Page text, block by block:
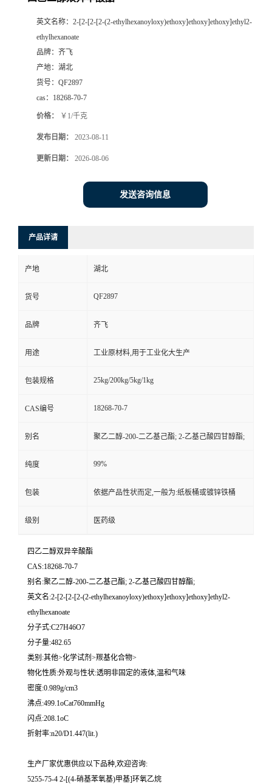
联
线
留
言
英文名称： 2-[2-[2-[2-(2-ethylhexanoyloxy)ethoxy]ethoxy]ethoxy]ethyl2-
ethylhexanoate
品牌： 齐飞
产地： 湖北
货号： QF2897
cas： 18268-70-7
价格： ￥1/千克
发布日期： 2023-08-11
更新日期： 2026-08-06
发送咨询信息
产品详请
产地 湖北
货号 QF2897
品牌 齐飞
用途 工业原材料,用于工业化大生产
包装规格 25kg/200kg/5kg/1kg
CAS编号 18268-70-7
别名 聚乙二醇-200-二乙基己酯; 2-乙基己酸四甘醇酯;
纯度 99%
包装 依据产品性状而定,一般为:纸板桶或镀锌铁桶
级别 医药级
四乙二醇双异辛酸酯
CAS:18268-70-7
别名:聚乙二醇-200-二乙基己酯; 2-乙基己酸四甘醇酯;
英文名:2-[2-[2-[2-(2-ethylhexanoyloxy)ethoxy]ethoxy]ethoxy]ethyl2-
ethylhexanoate
分子式:C27H46O7
分子量:482.65
类别:其他>化学试剂>羰基化合物>
物化性质:外观与性状:透明非固定的液体,温和气味
密度:0.989g/cm3
沸点:499.1oCat760mmHg
闪点:208.1oC
折射率:n20/D1.447(lit.)
生产厂家优惠供应以下品种,欢迎咨询:
5255-75-4 2-[(4-硝基苯氧基)甲基]环氧乙烷